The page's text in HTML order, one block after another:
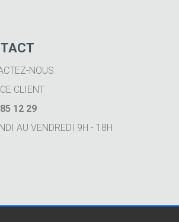
NOUS
CLIENT
12 29
AU VENDREDI 9H - 18H